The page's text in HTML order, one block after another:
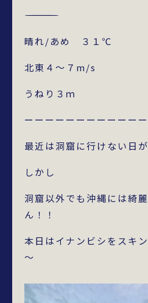
―――――――――――――――――――――――
晴れ/あめ ３１℃
北東４～７m/s
うねり３ｍ
ーーーーーーーーーーー
最近は洞窟に行けない日
しかし
洞窟以外でも沖縄には綺
ん！！
本日はイナンビシをスキ
～